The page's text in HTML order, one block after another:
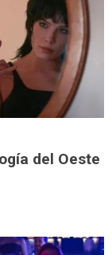
del Oeste